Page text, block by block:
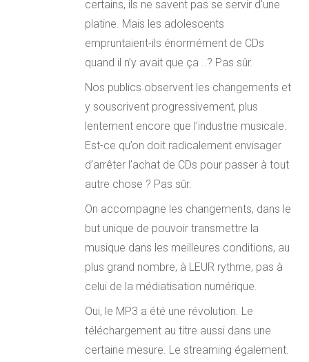
certains, ils ne savent pas se servir d’une
platine. Mais les adolescents
empruntaient-ils énormément de CDs
quand il n’y avait que ça ..? Pas sûr.
Nos publics observent les changements et
y souscrivent progressivement, plus
lentement encore que l’industrie musicale.
Est-ce qu’on doit radicalement envisager
d’arrêter l’achat de CDs pour passer à tout
autre chose ? Pas sûr.
On accompagne les changements, dans le
but unique de pouvoir transmettre la
musique dans les meilleures conditions, au
plus grand nombre, à LEUR rythme, pas à
celui de la médiatisation numérique.
Oui, le MP3 a été une révolution. Le
téléchargement au titre aussi dans une
certaine mesure. Le streaming également.